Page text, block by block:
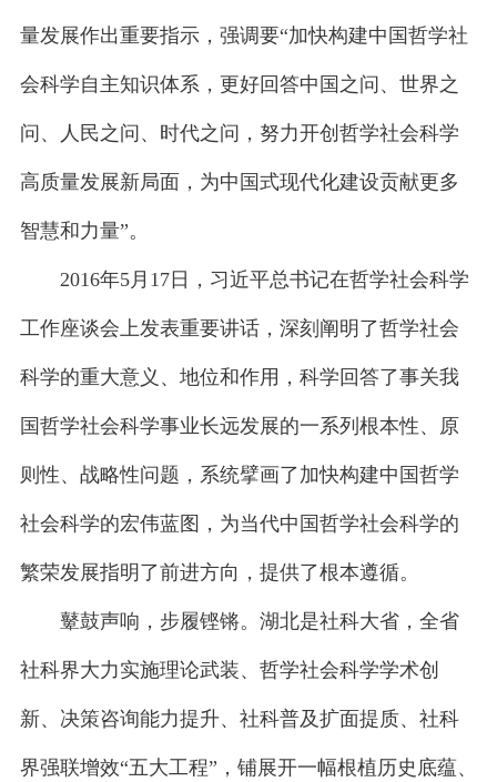
量发展作出重要指示，强调要“加快构建中国哲学社
会科学自主知识体系，更好回答中国之问、世界之
问、人民之问、时代之问，努力开创哲学社会科学
高质量发展新局面，为中国式现代化建设贡献更多
智慧和力量”。
2016年5月17日，习近平总书记在哲学社会科学
工作座谈会上发表重要讲话，深刻阐明了哲学社会
科学的重大意义、地位和作用，科学回答了事关我
国哲学社会科学事业长远发展的一系列根本性、原
则性、战略性问题，系统擘画了加快构建中国哲学
社会科学的宏伟蓝图，为当代中国哲学社会科学的
繁荣发展指明了前进方向，提供了根本遵循。
鼙鼓声响，步履铿锵。湖北是社科大省，全省
社科界大力实施理论武装、哲学社会科学学术创
新、决策咨询能力提升、社科普及扩面提质、社科
界强联增效“五大工程”，铺展开一幅根植历史底蕴、